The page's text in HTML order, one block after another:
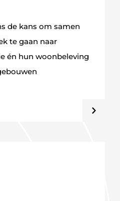
de kans om samen
te gaan naar
én hun woonbeleving